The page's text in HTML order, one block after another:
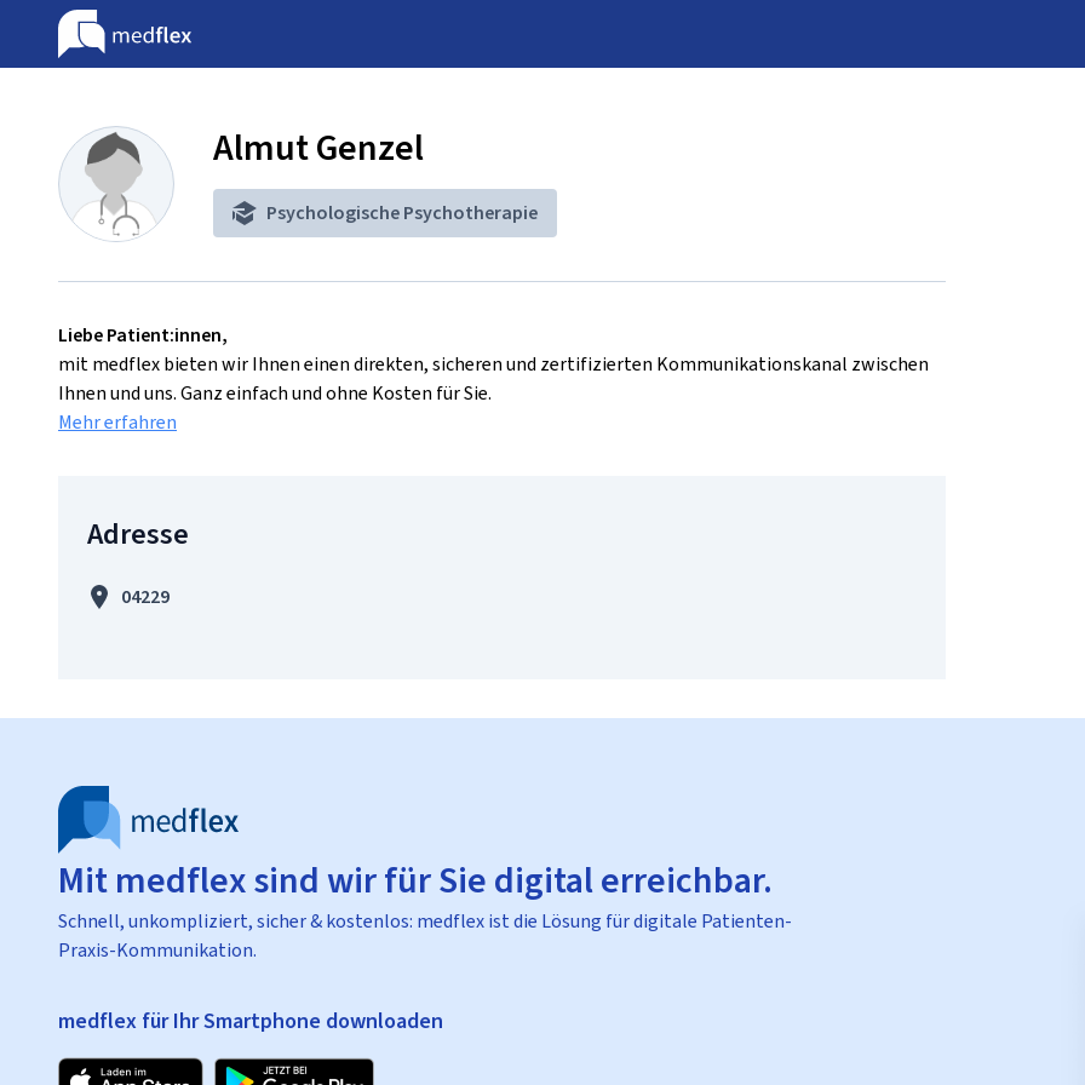
Almut Genzel
Psychologische Psychotherapie
Liebe Patient:innen,
mit medflex bieten wir Ihnen einen direkten, sicheren und zertifizierten Kommunikationskanal zwischen
Ihnen und uns. Ganz einfach und ohne Kosten für Sie.
Mehr erfahren
Adresse
04229
Mit medflex sind wir für Sie digital erreichbar.
Schnell, unkompliziert, sicher & kostenlos: medflex ist die Lösung für digitale Patienten-
Praxis-Kommunikation.
medflex für Ihr Smartphone downloaden